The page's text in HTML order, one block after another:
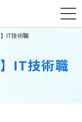
IT技術職
IT技術職